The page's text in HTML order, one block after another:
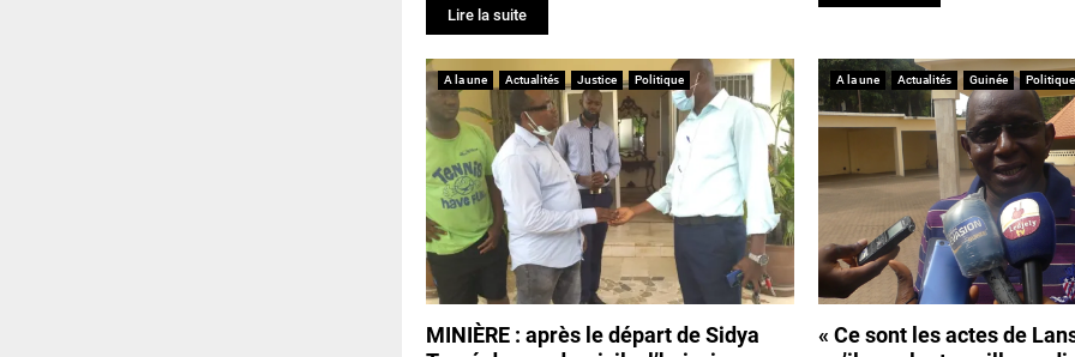
Lire la suite
A la une Actualités Justice Politique
MINIÈRE : après le départ de Sidya
A la une Actualités Guinée Politique
« Ce sont les actes de